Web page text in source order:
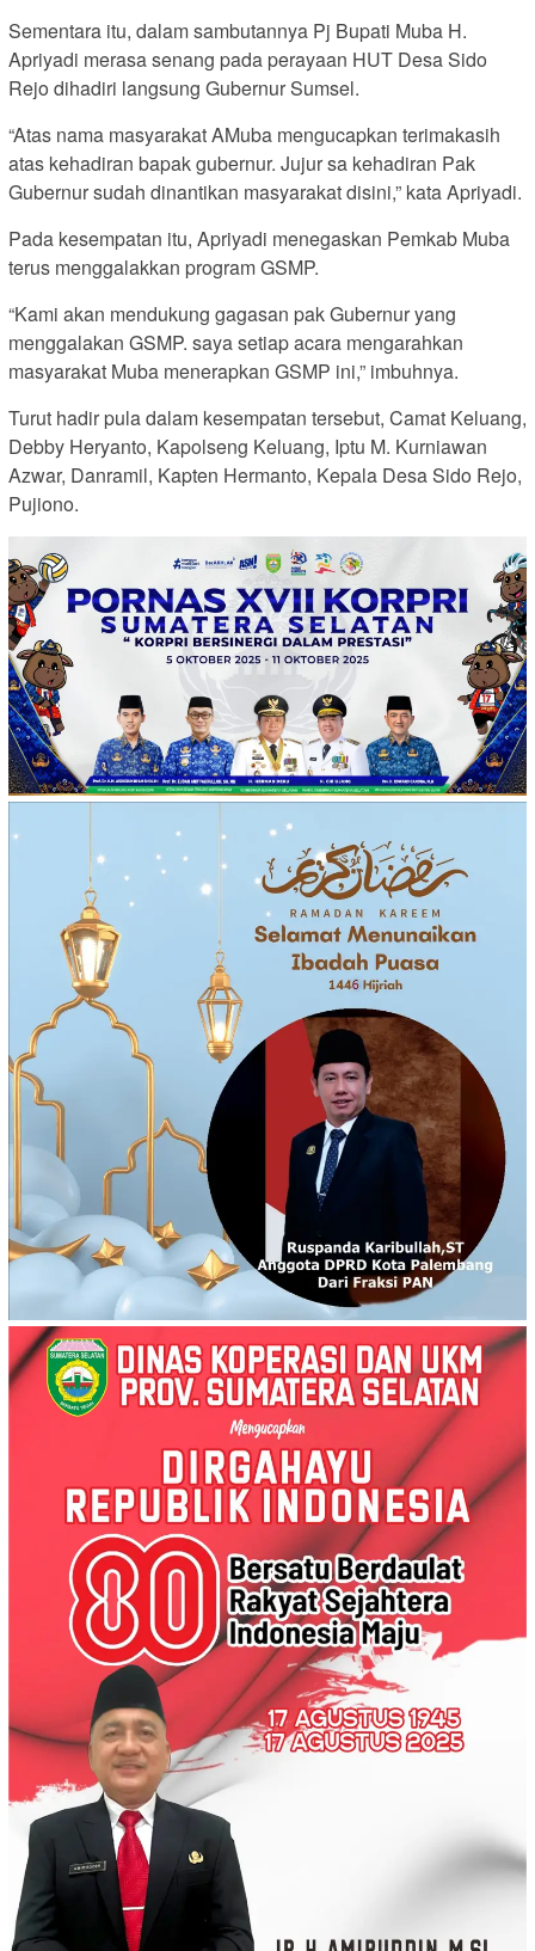
Sementara itu, dalam sambutannya Pj Bupati Muba H.
Apriyadi merasa senang pada perayaan HUT Desa Sido
Rejo dihadiri langsung Gubernur Sumsel.
“Atas nama masyarakat AMuba mengucapkan terimakasih
atas kehadiran bapak gubernur. Jujur sa kehadiran Pak
Gubernur sudah dinantikan masyarakat disini,” kata Apriyadi.
Pada kesempatan itu, Apriyadi menegaskan Pemkab Muba
terus menggalakkan program GSMP.
“Kami akan mendukung gagasan pak Gubernur yang
menggalakan GSMP. saya setiap acara mengarahkan
masyarakat Muba menerapkan GSMP ini,” imbuhnya.
Turut hadir pula dalam kesempatan tersebut, Camat Keluang,
Debby Heryanto, Kapolseng Keluang, Iptu M. Kurniawan
Azwar, Danramil, Kapten Hermanto, Kepala Desa Sido Rejo,
Pujiono.